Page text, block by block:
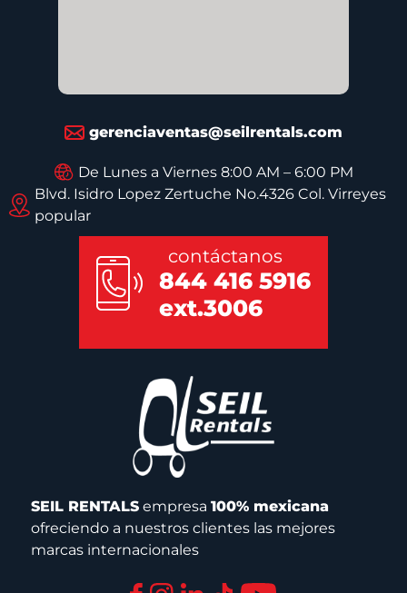
gerenciaventas@seilrentals.com
De Lunes a Viernes 8:00 AM – 6:00 PM
Blvd. Isidro Lopez Zertuche No.4326 Col. Virreyes
popular
contáctanos
844 416 5916
ext.3006
SEIL RENTALSempresa 100% mexicana
ofreciendo a nuestros clientes las mejores
marcas internacionales